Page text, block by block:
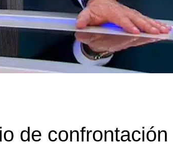
de confrontación